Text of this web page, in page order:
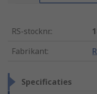
RS-stocknr.:
Fabrikant:
Specificaties